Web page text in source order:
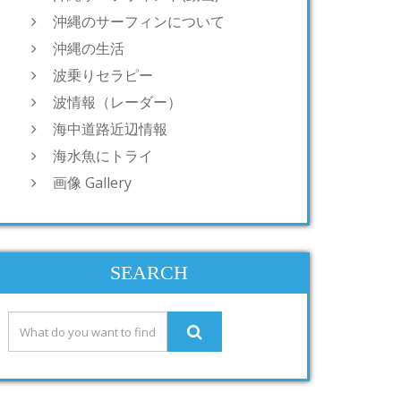
沖縄のサーフィンについて
沖縄の生活
波乗りセラピー
波情報（レーダー）
海中道路近辺情報
海水魚にトライ
画像 Gallery
SEARCH